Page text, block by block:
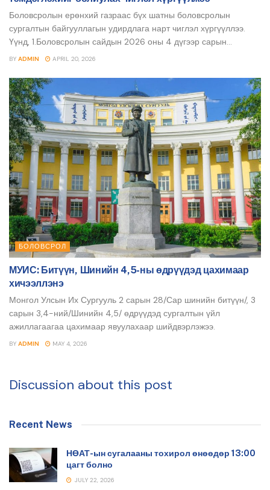
Боловсролын ерөнхий газраас бүх шатны боловсролын
сургалтын байгууллагын удирдлага нарт чиглэл хүргүүллээ.
Үүнд, 1.Боловсролын сайдын 2026 оны 4 дүгээр сарын...
BY ADMIN APRIL 20, 2026
БОЛОВСРОЛ
МУИС: Битүүн, Шинийн 4,5-ны өдрүүдэд цахимаар
хичээллэнэ
Монгол Улсын Их Сургууль 2 сарын 28/Сар шинийн битүүн/, 3
сарын 3,4-ний/Шинийн 4,5/ өдрүүдэд сургалтын үйл
ажиллагаагаа цахимаар явуулахаар шийдвэрлэжээ.
BY ADMIN MAY 4, 2026
Discussion about this post
Recent News
НӨАТ-ын сугалааны тохирол өнөөдөр 13:00
цагт болно
JULY 22, 2026